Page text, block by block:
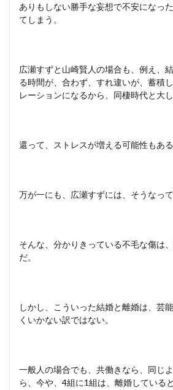
ありもしない勝手な妄想で不安になっ
てしまう。
広瀬すずと山崎賢人の場合も、例え、
る時間が、合わず、すれ違いが、蓄積
レーションになるから、同棲時代と大
還って、ストレスが増える可能性もある
万が一にも、広瀬すずには、そうなって
そんな、分かりきっている不毛な傷は
だ。
しかし、こういった結婚と離婚は、芸
くいかない訳ではない。
一般人の場合でも、共働きなら、同じ
ら、今や、4組に1組は、離婚している